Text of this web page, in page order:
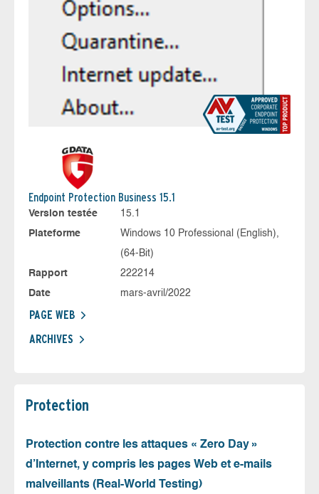
Endpoint Protection Business 15.1
Version testée
15.1
Plateforme
Windows 10 Professional (English),
(64-Bit)
Rapport
222214
Date
mars-avril/2022
PAGE WEB
ARCHIVES
Protection
Protection contre les attaques « Zero Day »
d’Internet, y compris les pages Web et e-mails
malveillants (Real-World Testing)